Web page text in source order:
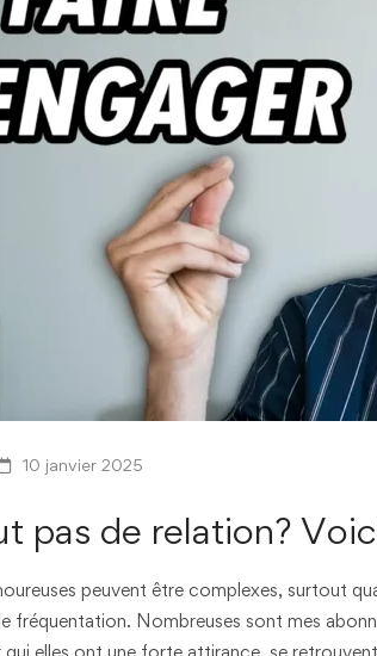
10 janvier 2025
pas de relation?
peuvent être complexes, surtout
fréquentation. Nombreuses sont mes